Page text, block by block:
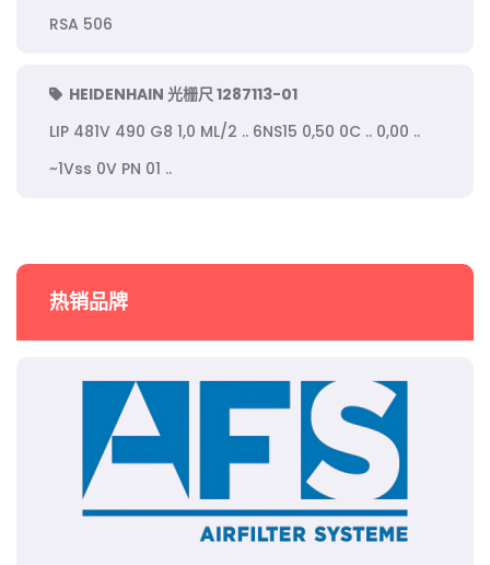
RSA 506
HEIDENHAIN 光栅尺 1287113-01
LIP 481V 490 G8 1,0 ML/2 .. 6NS15 0,50 0C .. 0,00 ..
~1Vss 0V PN 01 ..
热销品牌